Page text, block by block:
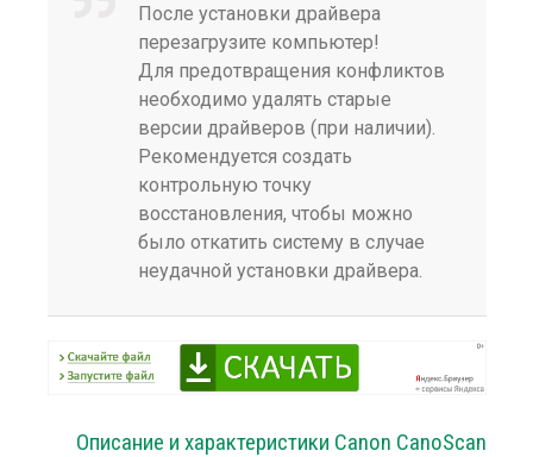
После установки драйвера
перезагрузите компьютер!
Для предотвращения конфликтов
необходимо удалять старые
версии драйверов (при наличии).
Рекомендуется создать
контрольную точку
восстановления, чтобы можно
было откатить систему в случае
неудачной установки драйвера.
Описание и характеристики Canon CanoScan